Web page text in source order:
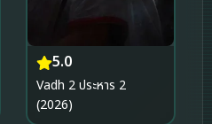
5.0
Vadh 2 ประหาร 2
(2026)